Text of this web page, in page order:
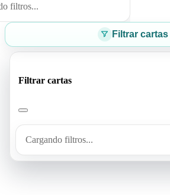
filtros...
Filtrar cartas
Filtrar cartas
Cargando filtros...